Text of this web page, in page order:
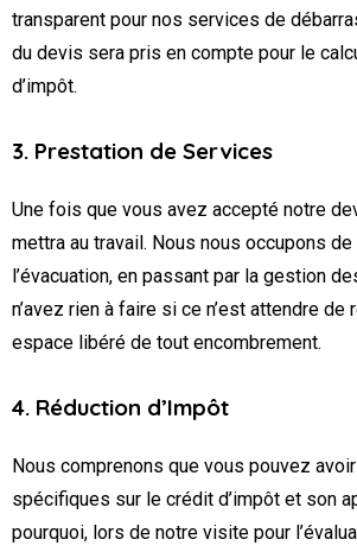
transparent pour nos services de
du devis sera pris en compte pour le
d’impôt.
3. Prestation de Services
Une fois que vous avez accepté notre
mettra au travail. Nous nous occupons de
l’évacuation, en passant par la gestion
n’avez rien à faire si ce n’est attendre de
espace libéré de tout encombrement.
4. Réduction d’Impôt
Nous comprenons que vous pouvez
spécifiques sur le crédit d’impôt et son
pourquoi, lors de notre visite pour